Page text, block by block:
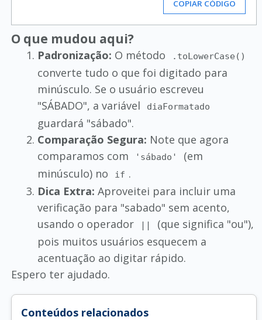
COPIAR CÓDIGO
O que mudou aqui?
Padronização: O método .toLowerCase()
converte tudo o que foi digitado para
minúsculo. Se o usuário escreveu
"SÁBADO", a variável
diaFormatado
guardará "sábado".
Comparação Segura: Note que agora
comparamos com
'sábado'
(em
minúsculo) no
if .
Dica Extra: Aproveitei para incluir uma
verificação para "sabado" sem acento,
usando o operador
||
(que significa "ou"),
pois muitos usuários esquecem a
acentuação ao digitar rápido.
Espero ter ajudado.
Conteúdos relacionados